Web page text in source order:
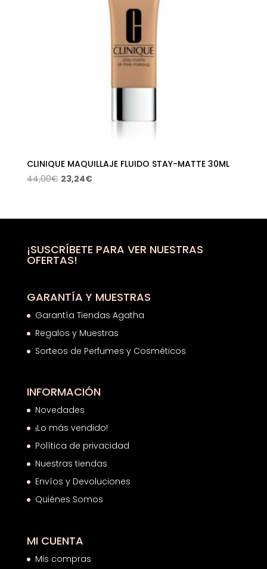
CLINIQUE MAQUILLAJE FLUIDO STAY-MATTE 30ML
44,00€ El
era:
23,24€El
es:
¡SUSCRÍBETE PARA VER NUESTRAS
OFERTAS!
GARANTÍA Y MUESTRAS
Garantía Tiendas Agatha
Regalos y Muestras
Sorteos de Perfumes y Cosméticos
INFORMACIÓN
Novedades
¡Lo más vendido!
Política de privacidad
Nuestras tiendas
Envíos y Devoluciones
Quiénes Somos
MI CUENTA
Mis compras